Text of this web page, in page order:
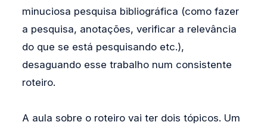
minuciosa pesquisa bibliográfica (como fazer
a pesquisa, anotações, verificar a relevância
do que se está pesquisando etc.),
desaguando esse trabalho num consistente
roteiro.
A aula sobre o roteiro vai ter dois tópicos. Um